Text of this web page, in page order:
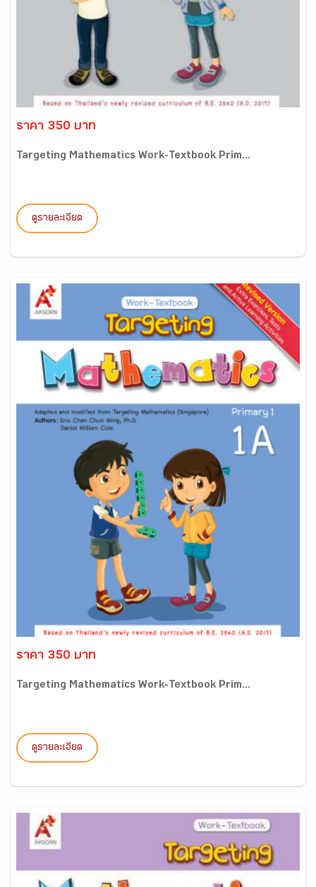
ราคา 350 บาท
Targeting Mathematics Work-Textbook Prim...
ดูรายละเอียด
ราคา 350 บาท
Targeting Mathematics Work-Textbook Prim...
ดูรายละเอียด